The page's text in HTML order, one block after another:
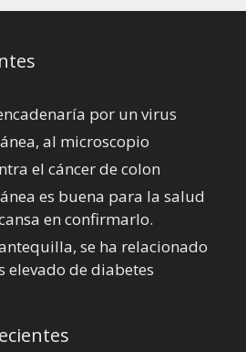
por un virus
al microscopio
el cáncer de colon
es buena para la salud
en confirmarlo.
se ha relacionado
elevado de diabetes